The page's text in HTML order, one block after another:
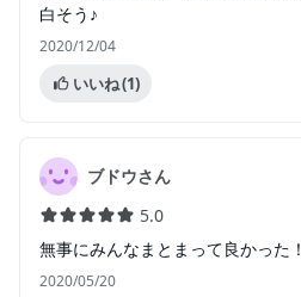
白そう♪
2020/12/04
いいね(1)
ブドウさん
5.0
無事にみんなまとまって良かった！
2020/05/20